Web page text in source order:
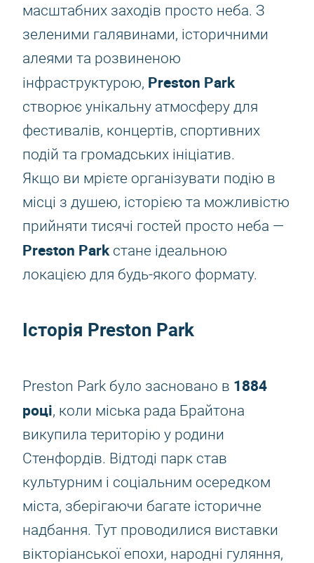
масштабних заходів просто неба. З
зеленими галявинами, історичними
алеями та розвиненою
інфраструктурою, Preston Park
створює унікальну атмосферу для
фестивалів, концертів, спортивних
подій та громадських ініціатив.
Якщо ви мрієте організувати подію в
місці з душею, історією та можливістю
прийняти тисячі гостей просто неба —
Preston Parkстане ідеальною
локацією для будь-якого формату.
Історія Preston Park
Preston Park було засновано в 1884
році, коли міська рада Брайтона
викупила територію у родини
Стенфордів. Відтоді парк став
культурним і соціальним осередком
міста, зберігаючи багате історичне
надбання. Тут проводилися виставки
вікторіанської епохи, народні гуляння,